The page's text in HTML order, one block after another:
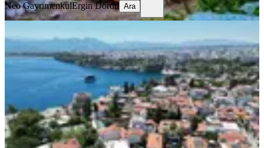
Neo GayrimenkulErgin Dördü Ara
Antalya Kaleiçi Eski Rus
Konsolosluğu Arkasında Mustakil Ev.
Muratpaşa, Haşimişcan Mahallesi
5+1·271 m²·21.01.2026
65.000.000 ₺